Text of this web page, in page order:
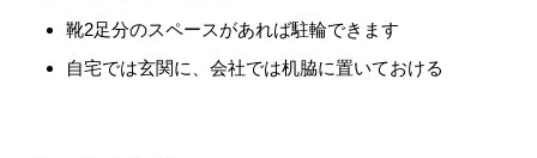
靴2足分のスペースがあれば駐輪できます
自宅では玄関に、会社では机脇に置いておける